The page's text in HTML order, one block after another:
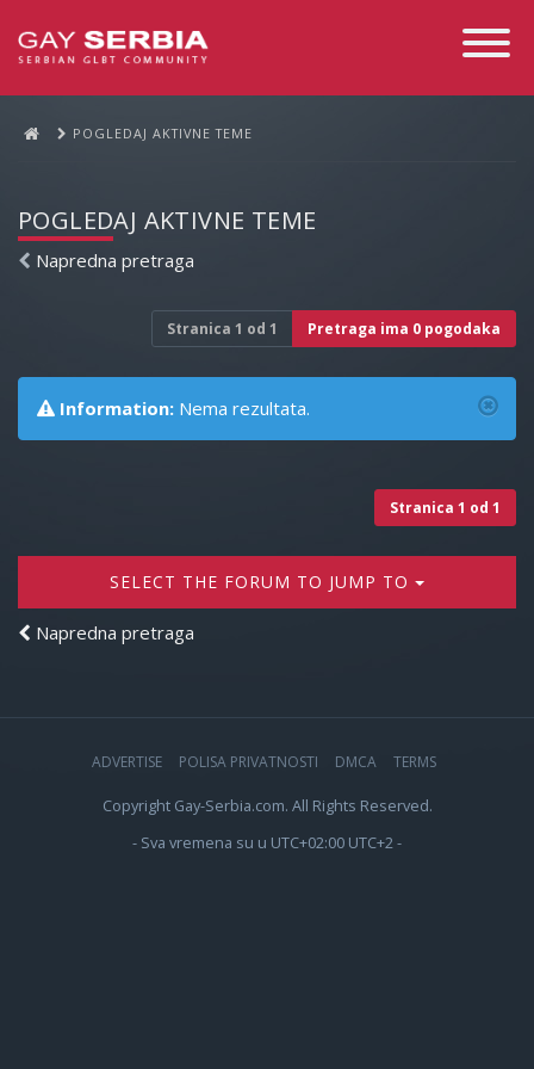
Toggle
POGLEDAJ AKTIVNE TEME
POGLEDAJ AKTIVNE TEME
Napredna pretraga
Stranica 1 od 1 Pretraga ima 0 pogodaka
Information: Nema rezultata.
Stranica 1 od 1
SELECT THE FORUM TO JUMP TO
Napredna pretraga
ADVERTISE POLISA PRIVATNOSTI DMCA TERMS
Copyright Gay-Serbia.com. All Rights Reserved.
- Sva vremena su u UTC+02:00 UTC+2 -